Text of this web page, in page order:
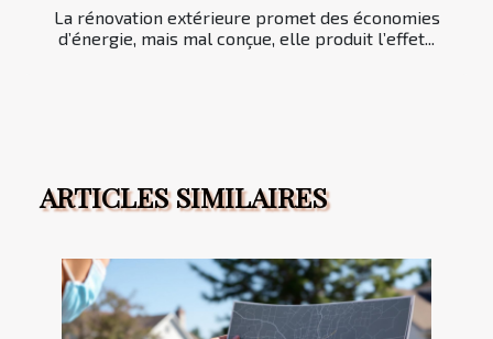
La rénovation extérieure promet des économies
d’énergie, mais mal conçue, elle produit l’effet...
ARTICLES SIMILAIRES